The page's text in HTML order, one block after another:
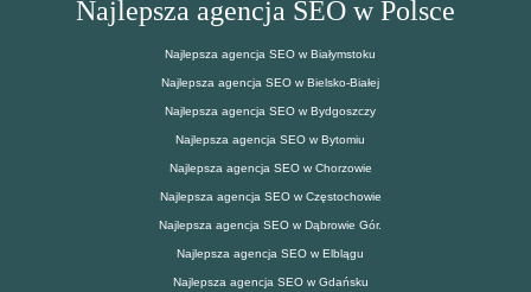
Najlepsza agencja SEO w Polsce
Najlepsza agencja SEO w Białymstoku
Najlepsza agencja SEO w Bielsko-Białej
Najlepsza agencja SEO w Bydgoszczy
Najlepsza agencja SEO w Bytomiu
Najlepsza agencja SEO w Chorzowie
Najlepsza agencja SEO w Częstochowie
Najlepsza agencja SEO w Dąbrowie Gór.
Najlepsza agencja SEO w Elblągu
Najlepsza agencja SEO w Gdańsku